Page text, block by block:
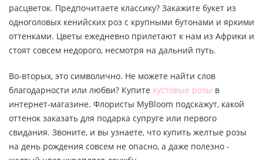
расцветок. Предпочитаете классику? Закажите букет из
одноголовых кенийских роз с крупными бутонами и яркими
оттенками. Цветы ежедневно прилетают к нам из Африки и
стоят совсем недорого, несмотря на дальний путь.
Во-вторых, это символично. Не можете найти слов
благодарности или любви? Купите кустовые розы в
интернет-магазине. Флористы MyBloom подскажут, какой
оттенок заказать для подарка супруге или первого
свидания. Звоните, и вы узнаете, что купить желтые розы
на день рождения совсем не опасно, а даже полезно -